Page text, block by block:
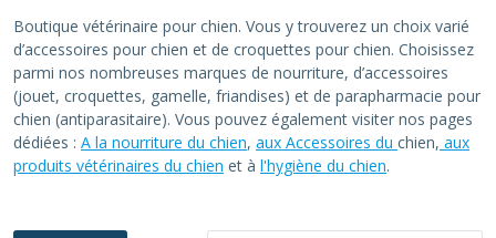
Boutique vétérinaire pour chien. Vous y trouverez un choix varié
d’accessoires pour chien et de croquettes pour chien. Choisissez
parmi nos nombreuses marques de nourriture, d’accessoires
(jouet, croquettes, gamelle, friandises) et de parapharmacie pour
chien (antiparasitaire). Vous pouvez également visiter nos pages
dédiées : A la nourriture du chien, aux Accessoires du chien, aux
produits vétérinaires du chien et à l'hygiène du chien.